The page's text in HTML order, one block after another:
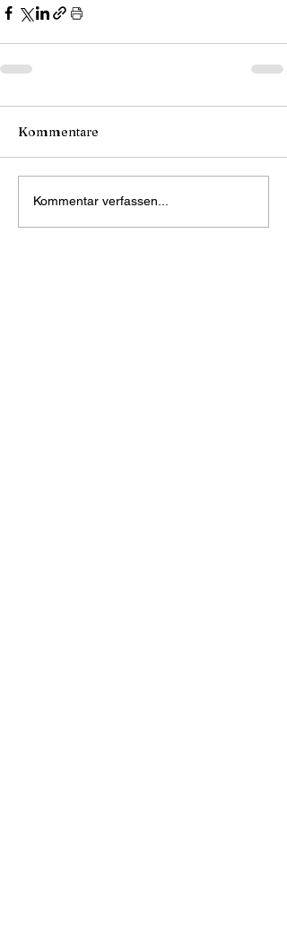
Kommentare
Kommentar verfassen...